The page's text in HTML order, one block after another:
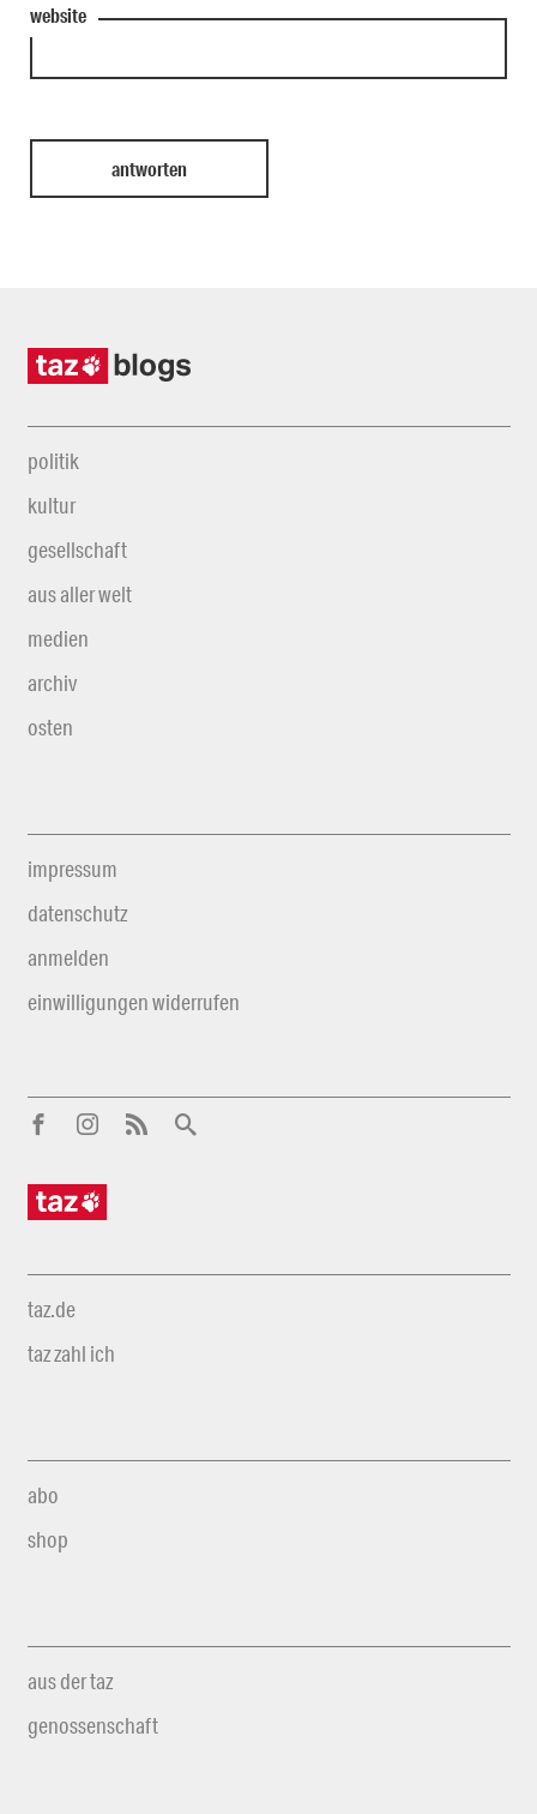
website
politik
kultur
gesellschaft
aus aller welt
medien
archiv
osten
impressum
datenschutz
anmelden
einwilligungen widerrufen
taz.de
taz zahl ich
abo
shop
aus der taz
genossenschaft